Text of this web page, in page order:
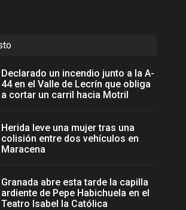
Declarado un incendio junto a la A-
44 en el Valle de Lecrín que obliga
a cortar un carril hacia Motril
Herida leve una mujer tras una
colisión entre dos vehículos en
Maracena
Granada abre esta tarde la capilla
ardiente de Pepe Habichuela en el
Teatro Isabel la Católica